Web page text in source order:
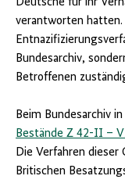
verantworten
Bundesarchiv,
Betroffenen
Beim Bundesarchiv
Bestände Z 42-II –
Die Verfahren dieser
Britischen